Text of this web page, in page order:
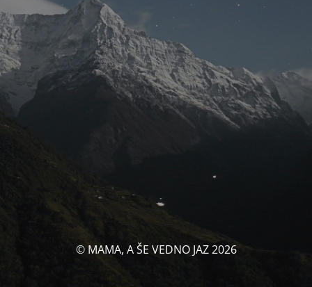
© MAMA, A ŠE VEDNO JAZ 2026